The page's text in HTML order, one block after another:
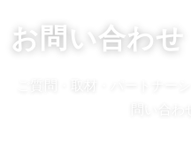
お問い合わせ